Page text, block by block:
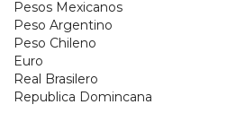
Pesos Mexicanos
Peso Argentino
Peso Chileno
Euro
Real Brasilero
Republica Domincana